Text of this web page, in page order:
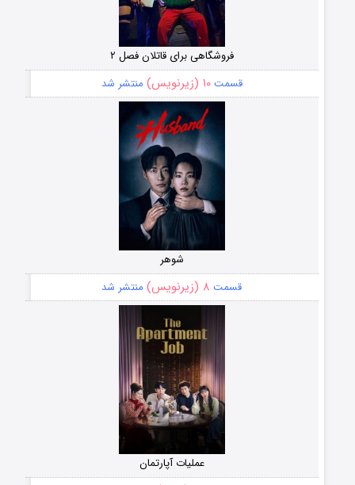
فروشگاهی برای قاتلان فصل ۲
قسمت۱۰ (زیرنویس) منتشر شد
شوهر
قسمت ۸ (زیرنویس) منتشر شد
عملیات آپارتمان